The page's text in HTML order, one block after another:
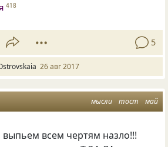
418
5
26 авг 2017
мысли тост май
выпьем всем чертям назло!!!